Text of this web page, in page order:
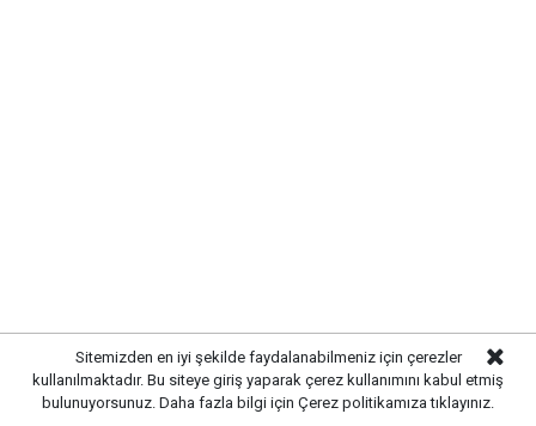
Sitemizden en iyi şekilde faydalanabilmeniz için çerezler
kullanılmaktadır. Bu siteye giriş yaparak çerez kullanımını kabul etmiş
bulunuyorsunuz. Daha fazla bilgi için Çerez politikamıza tıklayınız.